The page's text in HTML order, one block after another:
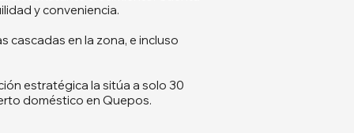
y conveniencia.
cascadas en la zona, e incluso
estratégica la sitúa a solo 30
doméstico en Quepos.